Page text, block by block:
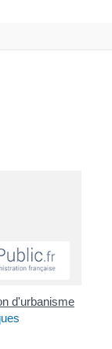
d'urbanisme